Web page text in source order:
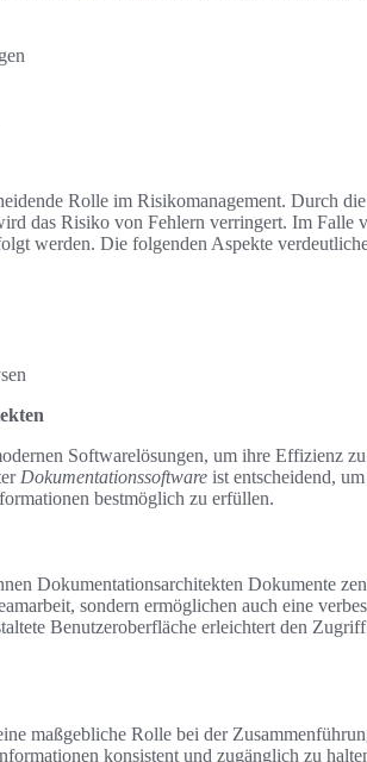
Rolle im Risikomanagement. Durch die
das Risiko von Fehlern verringert. Im Falle
werden. Die folgenden Aspekte
Softwarelösungen, um ihre Effizienz
Dokumentationssoftware ist entscheidend,
bestmöglich zu erfüllen.
Dokumentationsarchitekten Dokumente
sondern ermöglichen auch eine
Benutzeroberfläche erleichtert den
maßgebliche Rolle bei der
konsistent und zugänglich zu